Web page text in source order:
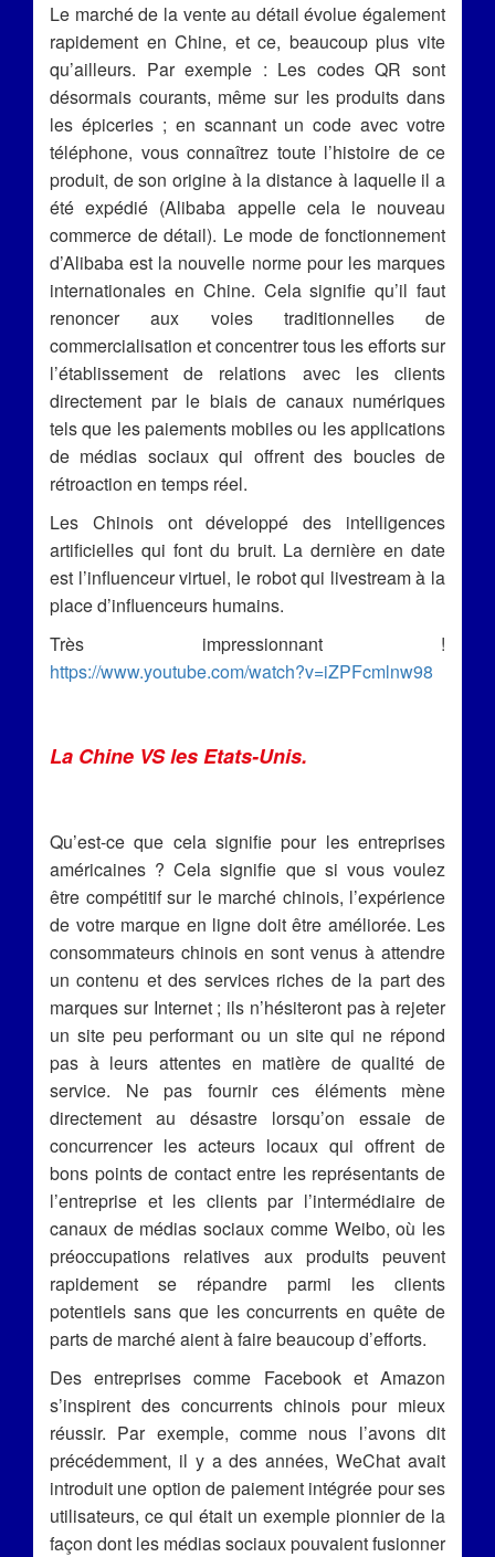
Le marché de la vente au détail évolue également
rapidement en Chine, et ce, beaucoup plus vite
qu’ailleurs. Par exemple : Les codes QR sont
désormais courants, même sur les produits dans
les épiceries ; en scannant un code avec votre
téléphone, vous connaîtrez toute l’histoire de ce
produit, de son origine à la distance à laquelle il a
été expédié (Alibaba appelle cela le nouveau
commerce de détail). Le mode de fonctionnement
d’Alibaba est la nouvelle norme pour les marques
internationales en Chine. Cela signifie qu’il faut
renoncer aux voies traditionnelles de
commercialisation et concentrer tous les efforts sur
l’établissement de relations avec les clients
directement par le biais de canaux numériques
tels que les paiements mobiles ou les applications
de médias sociaux qui offrent des boucles de
rétroaction en temps réel.
Les Chinois ont développé des intelligences
artificielles qui font du bruit. La dernière en date
est l’influenceur virtuel, le robot qui livestream à la
place d’influenceurs humains.
Très impressionnant !
https://www.youtube.com/watch?v=iZPFcmlnw98
La Chine VS les Etats-Unis.
Qu’est-ce que cela signifie pour les entreprises
américaines ? Cela signifie que si vous voulez
être compétitif sur le marché chinois, l’expérience
de votre marque en ligne doit être améliorée. Les
consommateurs chinois en sont venus à attendre
un contenu et des services riches de la part des
marques sur Internet ; ils n’hésiteront pas à rejeter
un site peu performant ou un site qui ne répond
pas à leurs attentes en matière de qualité de
service. Ne pas fournir ces éléments mène
directement au désastre lorsqu’on essaie de
concurrencer les acteurs locaux qui offrent de
bons points de contact entre les représentants de
l’entreprise et les clients par l’intermédiaire de
canaux de médias sociaux comme Weibo, où les
préoccupations relatives aux produits peuvent
rapidement se répandre parmi les clients
potentiels sans que les concurrents en quête de
parts de marché aient à faire beaucoup d’efforts.
Des entreprises comme Facebook et Amazon
s’inspirent des concurrents chinois pour mieux
réussir. Par exemple, comme nous l’avons dit
précédemment, il y a des années, WeChat avait
introduit une option de paiement intégrée pour ses
utilisateurs, ce qui était un exemple pionnier de la
façon dont les médias sociaux pouvaient fusionner